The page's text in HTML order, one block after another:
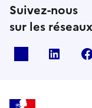
Suivez-nous
sur les